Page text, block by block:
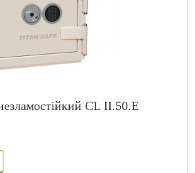
CL II.50.Е